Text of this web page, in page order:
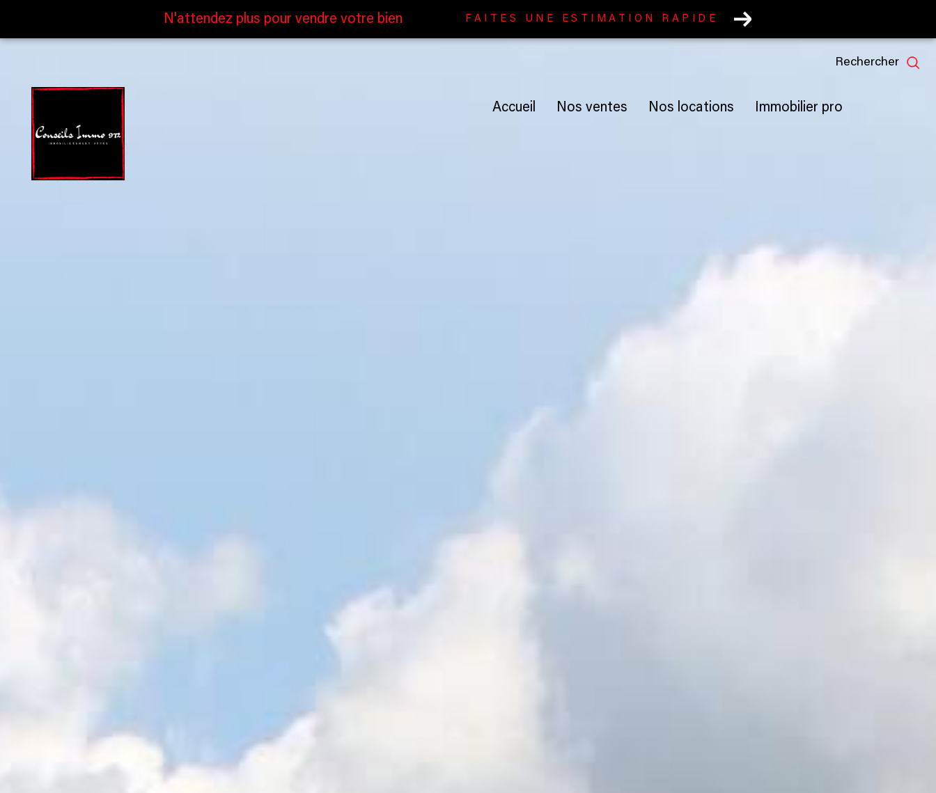
N'attendez plus pour vendre votre bien FAITES UNE ESTIMATION RAPIDE
rechercher
accueil nos ventes nos locations immobilier pro